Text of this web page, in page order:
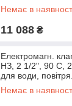
Немає в
11 088 ₴
Електромагн.
НЗ, 2 1/2", 90 C,
для води, повітря.
Немає в